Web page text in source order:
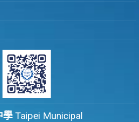
學 Taipei Municipal